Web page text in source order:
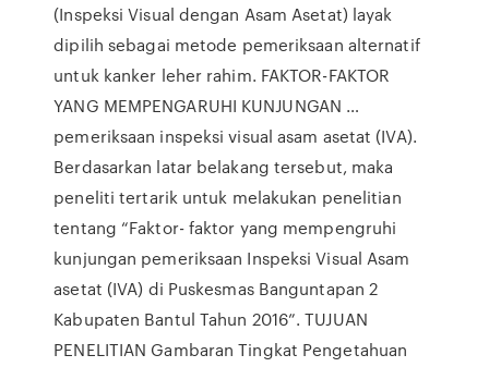
(Inspeksi Visual dengan Asam Asetat) layak
dipilih sebagai metode pemeriksaan alternatif
untuk kanker leher rahim. FAKTOR-FAKTOR
YANG MEMPENGARUHI KUNJUNGAN …
pemeriksaan inspeksi visual asam asetat (IVA).
Berdasarkan latar belakang tersebut, maka
peneliti tertarik untuk melakukan penelitian
tentang “Faktor- faktor yang mempengruhi
kunjungan pemeriksaan Inspeksi Visual Asam
asetat (IVA) di Puskesmas Banguntapan 2
Kabupaten Bantul Tahun 2016”. TUJUAN
PENELITIAN Gambaran Tingkat Pengetahuan